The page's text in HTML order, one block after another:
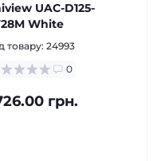
UAC-D125-
White
товару: 24993
0
грн.